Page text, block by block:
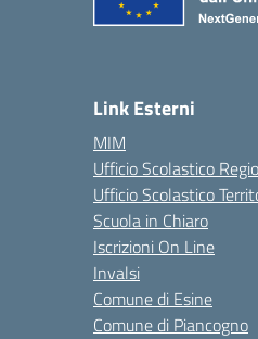
Link Esterni
MIM
Ufficio Scolastico
Ufficio Scolastico
Scuola in Chiaro
Iscrizioni On Line
Invalsi
Comune di Esine
Comune di Piancogno